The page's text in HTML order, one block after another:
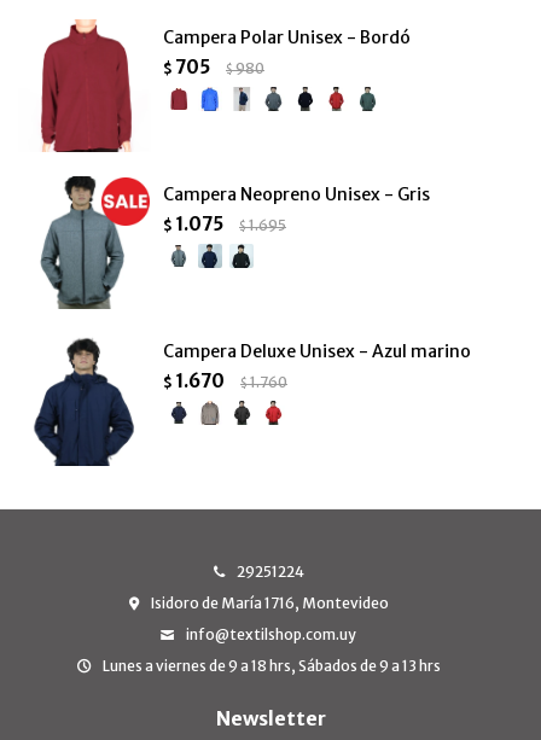
Campera Polar Unisex - Bordó
$ 705 $980
Campera Neopreno Unisex - Gris
$ 1.075 $1.695
Campera Deluxe Unisex - Azul marino
$ 1.670 $1.760
29251224
Isidoro de María 1716, Montevideo
info@textilshop.com.uy
Lunes a viernes de 9 a 18 hrs, Sábados de 9 a 13 hrs
Newsletter